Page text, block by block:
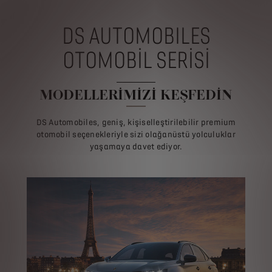
DS AUTOMOBILES
OTOMOBİL SERİSİ
MODELLERİMİZİ KEŞFEDİN
DS Automobiles, geniş, kişiselleştirilebilir premium
otomobil seçenekleriyle sizi olağanüstü yolculuklar
yaşamaya davet ediyor.